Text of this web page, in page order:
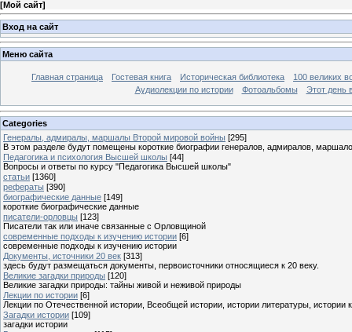
[Мой сайт]
Вход на сайт
Меню сайта
Главная страница Гостевая книга Историческая библиотека
100 великих
Аудиолекции по истории
Фотоальбомы Этот день
Categories
Генералы, адмиралы, маршалы Второй мировой войны [295]
В этом разделе будут помещены короткие биографии генералов, адмиралов,
Педагогика и психология Высшей школы [44]
Вопросы и ответы по курсу "Педагогика Высшей школы"
статьи [1360]
рефераты [390]
биографические данные [149]
короткие биографические данные
писатели-орловцы [123]
Писатели так или иначе связанные с Орловщиной
современные подходы к изучению истории [6]
современные подходы к изучению истории
Документы, источники 20 век [313]
здесь будут размещаться документы, первоисточники относящиеся к 20 веку.
Великие загадки природы [120]
Великие загадки природы: тайны живой и неживой природы
Лекции по истории [6]
Лекции по Отечественной истории, Всеобщей истории, истории литературы, истории
Загадки истории [109]
загадки истории